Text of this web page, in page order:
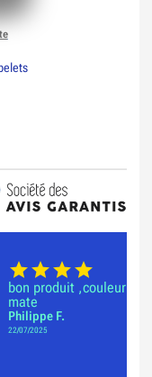
bon produit ,couleur
mate
Philippe F.
22/07/2025